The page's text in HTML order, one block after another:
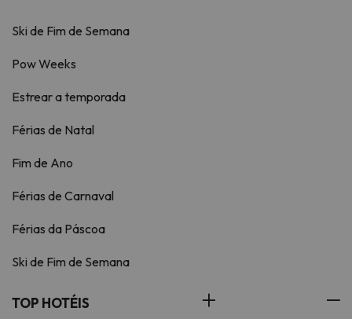
Ski de Fim de Semana
Pow Weeks
Estrear a temporada
Férias de Natal
Fim de Ano
Férias de Carnaval
Férias da Páscoa
Ski de Fim de Semana
TOP HOTÉIS